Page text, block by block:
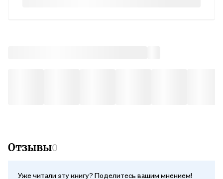
Отзывы0
Уже читали эту книгу? Поделитесь вашим мнением!